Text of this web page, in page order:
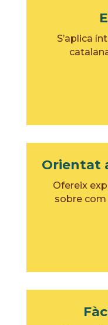
S’aplica
Orientat
Ofereix
sobre com